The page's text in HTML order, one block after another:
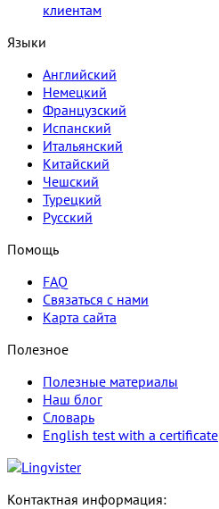
клиентам
Языки
Английский
Немецкий
Французский
Испанский
Итальянский
Китайский
Чешский
Турецкий
Русский
Помощь
FAQ
Связаться с нами
Карта сайта
Полезное
Полезные материалы
Наш блог
Словарь
English test with a certificate
Контактная информация: